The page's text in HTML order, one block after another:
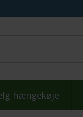
hængekøje